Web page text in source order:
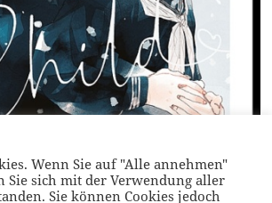
Wenn Sie auf "Alle annehmen"
Sie sich mit der Verwendung aller
Sie können Cookies jedoch